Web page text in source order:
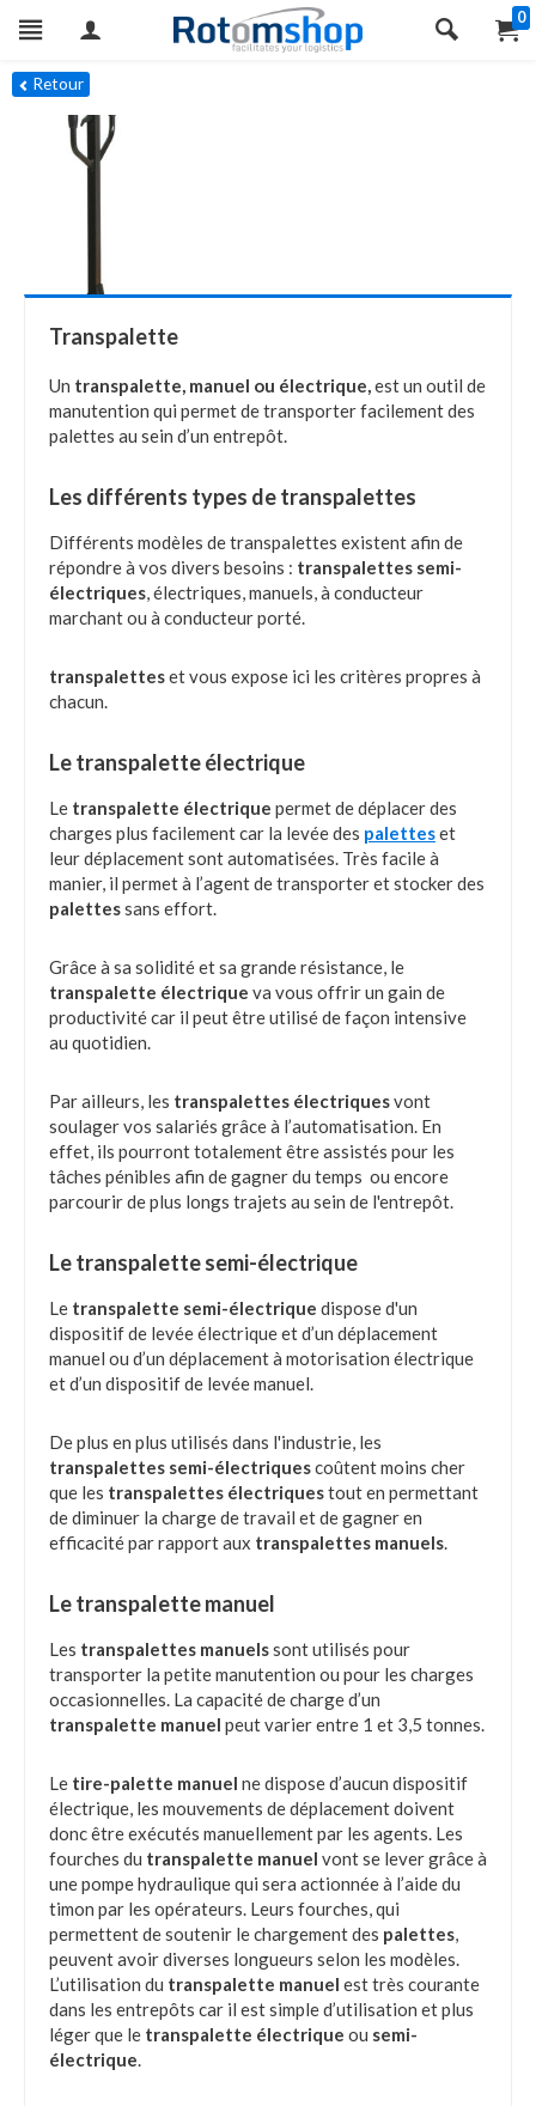
0
Retour
Transpalette
Un transpalette, manuel ou électrique,est un outil de
manutention qui permet de transporter facilement des
palettes au sein d’un entrepôt.
Les différents types de transpalettes
Différents modèles de transpalettes existent afin de
répondre à vos divers besoins : transpalettes semi-
électriques, électriques, manuels, à conducteur
marchant ou à conducteur porté.
transpaletteset vous expose ici les critères propres à
chacun.
Le transpalette électrique
Le transpalette électrique permet de déplacer des
charges plus facilement car la levée des paletteset
leur déplacement sont automatisées. Très facile à
manier, il permet à l’agent de transporter et stocker des
palettessans effort.
Grâce à sa solidité et sa grande résistance, le
transpalette électrique va vous offrir un gain de
productivité car il peut être utilisé de façon intensive
au quotidien.
Par ailleurs, les transpalettes électriquesvont
soulager vos salariés grâce à l’automatisation. En
effet, ils pourront totalement être assistés pour les
tâches pénibles afin de gagner du temps ou encore
parcourir de plus longs trajets au sein de l'entrepôt.
Le transpalette semi-électrique
Le transpalette semi-électrique dispose d'un
dispositif de levée électrique et d’un déplacement
manuel ou d’un déplacement à motorisation électrique
et d’un dispositif de levée manuel.
De plus en plus utilisés dans l'industrie, les
transpalettes semi-électriquescoûtent moins cher
que les transpalettes électriquestout en permettant
de diminuer la charge de travail et de gagner en
efficacité par rapport aux transpalettes manuels.
Le transpalette manuel
Les transpalettes manuelssont utilisés pour
transporter la petite manutention ou pour les charges
occasionnelles. La capacité de charge d’un
transpalette manuel peut varier entre 1 et 3,5 tonnes.
Le tire-palette manuel ne dispose d’aucun dispositif
électrique, les mouvements de déplacement doivent
donc être exécutés manuellement par les agents. Les
fourches du transpalette manuel vont se lever grâce à
une pompe hydraulique qui sera actionnée à l’aide du
timon par les opérateurs. Leurs fourches, qui
permettent de soutenir le chargement des palettes,
peuvent avoir diverses longueurs selon les modèles.
L’utilisation du transpalette manuel est très courante
dans les entrepôts car il est simple d’utilisation et plus
léger que le transpalette électrique ou semi-
électrique.